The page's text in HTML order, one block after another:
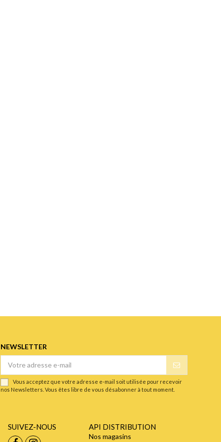
NEWSLETTER
Vous acceptez que votre adresse e-mail soit utilisée pour recevoir
nos Newsletters. Vous êtes libre de vous désabonner à tout moment.
SUIVEZ-NOUS API DISTRIBUTION
Nos magasins